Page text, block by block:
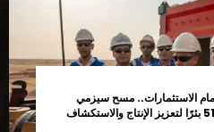
الاستثمارات.. مسح سيزمي